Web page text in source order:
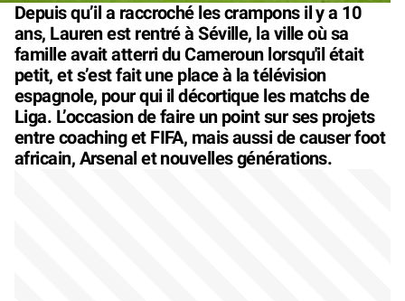
Depuis qu’il a raccroché les crampons il y a 10
ans, Lauren est rentré à Séville, la ville où sa
famille avait atterri du Cameroun lorsqu'il était
petit, et s’est fait une place à la télévision
espagnole, pour qui il décortique les matchs de
Liga. L’occasion de faire un point sur ses projets
entre coaching et FIFA, mais aussi de causer foot
africain, Arsenal et nouvelles générations.